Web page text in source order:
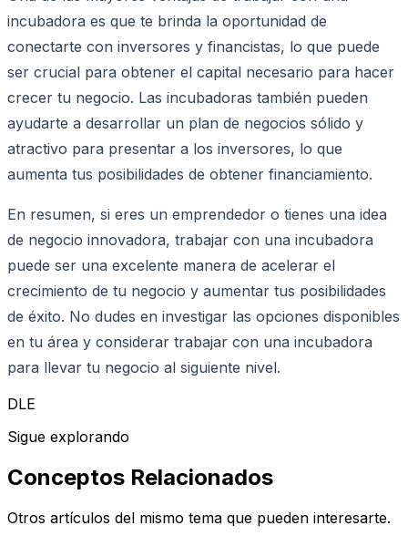
incubadora es que te brinda la oportunidad de
conectarte con inversores y financistas, lo que puede
ser crucial para obtener el capital necesario para hacer
crecer tu negocio. Las incubadoras también pueden
ayudarte a desarrollar un plan de negocios sólido y
atractivo para presentar a los inversores, lo que
aumenta tus posibilidades de obtener financiamiento.
En resumen, si eres un emprendedor o tienes una idea
de negocio innovadora, trabajar con una incubadora
puede ser una excelente manera de acelerar el
crecimiento de tu negocio y aumentar tus posibilidades
de éxito. No dudes en investigar las opciones disponibles
en tu área y considerar trabajar con una incubadora
para llevar tu negocio al siguiente nivel.
DLE
Sigue explorando
Conceptos Relacionados
Otros artículos del mismo tema que pueden interesarte.